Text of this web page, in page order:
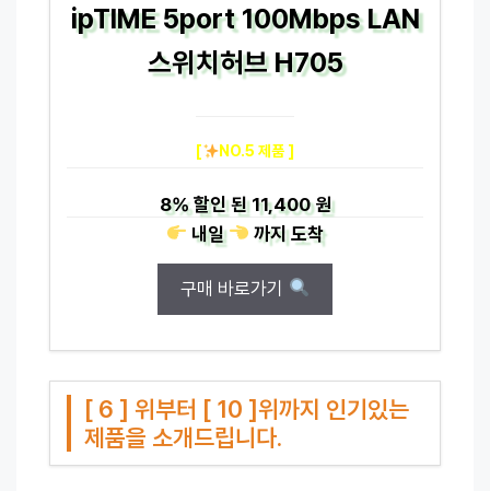
ipTIME 5port 100Mbps LAN
스위치허브 H705
[ NO.5 제품 ]
8%할인 된11,400 원
내일
까지도착
구매 바로가기
[ 6 ] 위부터 [ 10 ]위까지 인기있는
제품을 소개드립니다.